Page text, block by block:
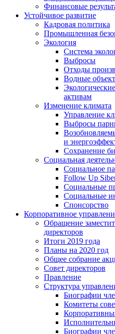
Финансовые
Устойчивое развитие
Кадровая политика
Промышленная
Экология
Система
Выбросы
Отходы
Водные
активам
Изменение климата
Управление
Выбросы
и
Сохранение
Социальная
Социальное
Follow Up
Социальные
Социальные
Спонсорство
Корпоративное
Обращение
директоров
Итоги 2019 года
Планы на 2020 год
Общее собрание
Совет директоров
Правление
Структура
Биографии
Комитеты
Биографии